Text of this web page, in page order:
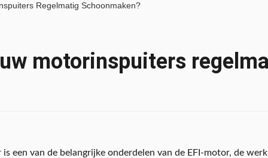
Regelmatig Schoonmaken?
motorinspuiters
een van de belangrijke onderdelen van de EFI-motor, de